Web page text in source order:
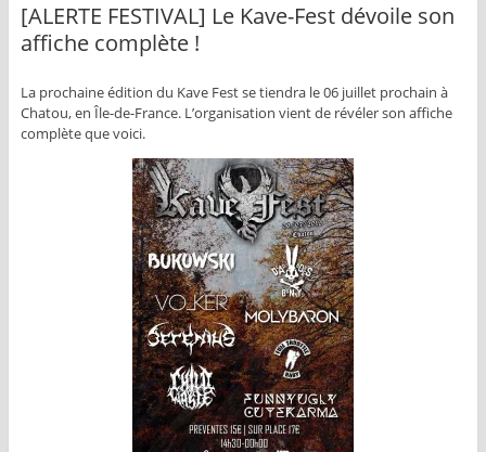
[ALERTE FESTIVAL] Le Kave-Fest dévoile son
affiche complète !
La prochaine édition du Kave Fest se tiendra le 06 juillet prochain à
Chatou, en Île-de-France. L’organisation vient de révéler son affiche
complète que voici.